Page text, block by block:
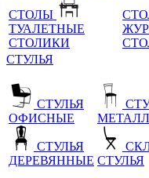
СТОЛЫ
ТУАЛЕТНЫЕ
СТОЛИКИ
СТУЛЬЯ
СТУЛЬЯ
ОФИСНЫЕ
СТУЛЬЯ
ДЕРЕВЯННЫЕ СТУЛЬЯ